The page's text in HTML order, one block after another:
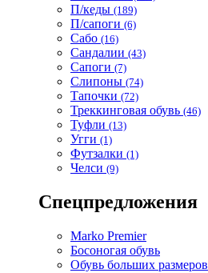
П/кеды (189)
П/сапоги (6)
Сабо (16)
Сандалии (43)
Сапоги (7)
Слипоны (74)
Тапочки (72)
Треккинговая обувь (46)
Туфли (13)
Угги (1)
Футзалки (1)
Челси (9)
Спецпредложения
Marko Premier
Босоногая обувь
Обувь больших размеров